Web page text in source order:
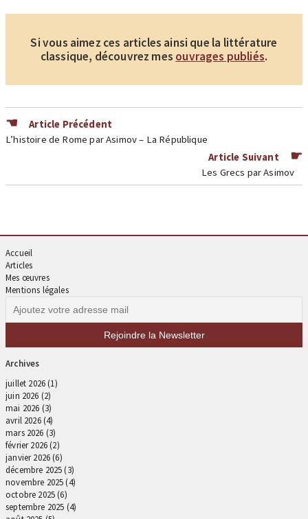
Si vous aimez ces articles ainsi que la littérature
classique, découvrez mes ouvrages publiés.
Article Précédent
L’histoire de Rome par Asimov – La République
Article Suivant
Les Grecs par Asimov
Accueil
Articles
Mes œuvres
Mentions légales
Archives
juillet 2026(1)
juin 2026 (2)
mai 2026 (3)
avril 2026(4)
mars 2026 (3)
février 2026(2)
janvier 2026(6)
décembre 2025(3)
novembre 2025(4)
octobre 2025(6)
septembre 2025 (4)